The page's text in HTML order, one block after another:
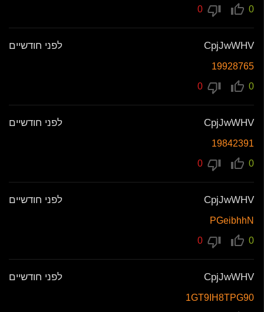
0
CpjJwWHV לפני חודשיים
19928765
0
CpjJwWHV לפני חודשיים
19842391
0
CpjJwWHV לפני חודשיים
PGeibhhN
0
CpjJwWHV לפני חודשיים
1GT9IH8TPG90